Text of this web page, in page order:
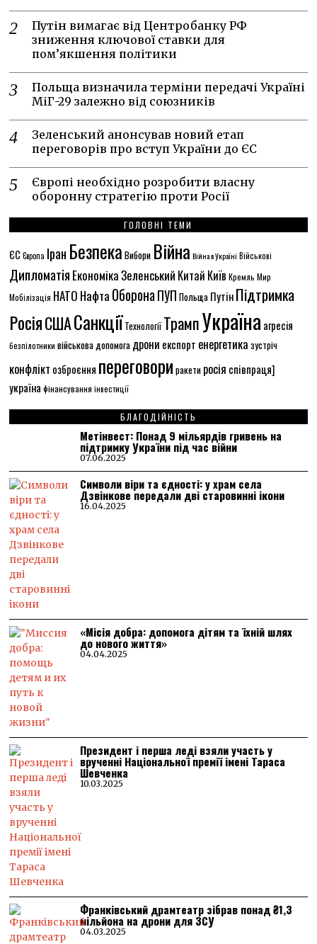
Путін вимагає від Центробанку РФ
зниження ключової ставки для
пом’якшення політики
Польща визначила терміни передачі Україні
МіГ-29 залежно від союзників
Зеленський анонсував новий етап
переговорів про вступ України до ЄС
Європі необхідно розробити власну
оборонну стратегію проти Росії
ГОЛОВНІ ТЕМИ
ЄС Європа Іран Безпека Вибори Війна Війна в Україні Військові
Дипломатія ЕкономікаЗеленський Китай Київ Кремль Мир
Мобілізація НАТО Нафта ОборонаПУП Польща ПутінПідтримка
РосіяСШАСанкціїТехнологіїТрампУкраїна агресія
безпілотники військова допомога дрони експорт енергетика зустріч
конфлікт озброєння переговори ракети росія співпраця]
україна фінансування інвестиції
БЛАГОДІЙНІСТЬ
Метінвест: Понад 9 мільярдів гривень на
підтримку України під час війни
07.06.2025
Символи віри та єдності: у храм села
Дзвінкове передали дві старовинні ікони
16.04.2025
«Місія добра: допомога дітям та їхній шлях
до нового життя»
04.04.2025
Президент і перша леді взяли участь у
врученні Національної премії імені Тараса
Шевченка
10.03.2025
Франківський драмтеатр зібрав понад ₴1,3
мільйона на дрони для ЗСУ
04.03.2025